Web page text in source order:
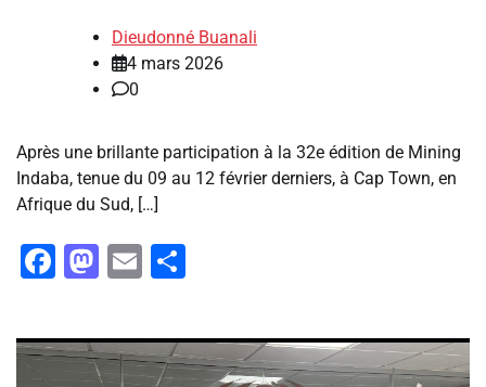
Dieudonné Buanali
4 mars 2026
0
Après une brillante participation à la 32e édition de Mining
Indaba, tenue du 09 au 12 février derniers, à Cap Town, en
Afrique du Sud, […]
Facebook
Mastodon
Email